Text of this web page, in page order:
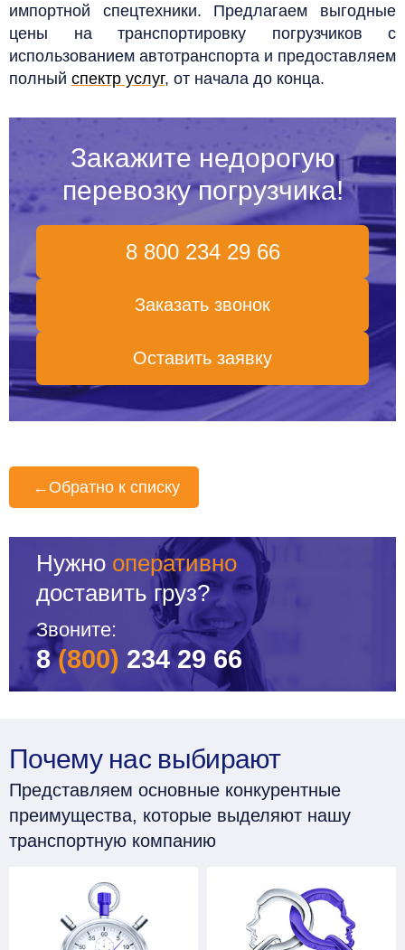
импортной спецтехники. Предлагаем выгодные
цены на транспортировку погрузчиков с
использованием автотранспорта и предоставляем
полный спектр услуг, от начала до конца.
Закажите недорогую
перевозку погрузчика!
8 800 234 29 66
Заказать звонок
Оставить заявку
← Обратно к списку
Нужно оперативно
доставить груз?
Звоните:
8(800) 234 29 66
Почему нас выбирают
Представляем основные конкурентные
преимущества, которые выделяют нашу
транспортную компанию